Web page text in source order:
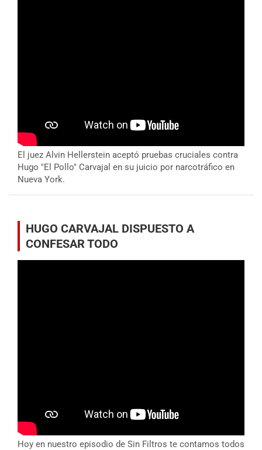
El juez Alvin Hellerstein aceptó pruebas cruciales contra
Hugo "El Pollo" Carvajal en su juicio por narcotráfico en
Nueva York.
HUGO CARVAJAL DISPUESTO A
CONFESAR TODO
Hoy en nuestro episodio de Sin Filtros te contamos todos